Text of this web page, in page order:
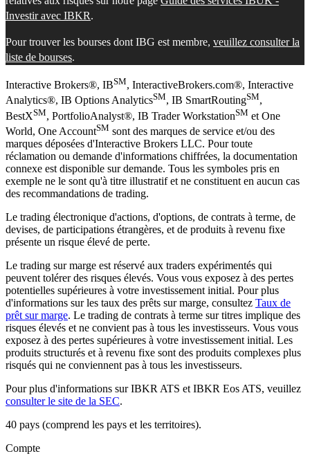
Investir avec IBKR.
Pour trouver les bourses dont IBG est membre, veuillez consulter la
liste de bourses.
Interactive Brokers®, IBSM, InteractiveBrokers.com®, Interactive
Analytics®, IB Options AnalyticsSM, IB SmartRoutingSM,
BestXSM, PortfolioAnalyst®, IB Trader WorkstationSM et One
World, One AccountSM sont des marques de service et/ou des
marques déposées d'Interactive Brokers LLC. Pour toute
réclamation ou demande d'informations chiffrées, la documentation
connexe est disponible sur demande. Tous les symboles pris en
exemple ne le sont qu'à titre illustratif et ne constituent en aucun cas
des recommandations de trading.
Le trading électronique d'actions, d'options, de contrats à terme, de
devises, de participations étrangères, et de produits à revenu fixe
présente un risque élevé de perte.
Le trading sur marge est réservé aux traders expérimentés qui
peuvent tolérer des risques élevés. Vous vous exposez à des pertes
potentielles supérieures à votre investissement initial. Pour plus
d'informations sur les taux des prêts sur marge, consultez Taux de
prêt sur marge. Le trading de contrats à terme sur titres implique des
risques élevés et ne convient pas à tous les investisseurs. Vous vous
exposez à des pertes supérieures à votre investissement initial. Les
produits structurés et à revenu fixe sont des produits complexes plus
risqués qui ne conviennent pas à tous les investisseurs.
Pour plus d'informations sur IBKR ATS et IBKR Eos ATS, veuillez
consulter le site de la SEC.
40 pays (comprend les pays et les territoires).
Compte